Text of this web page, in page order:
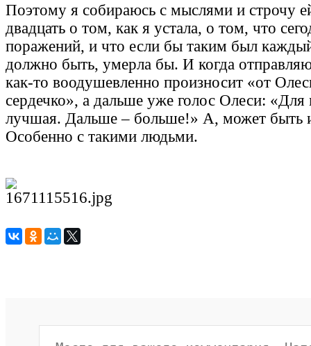
Поэтому я собираюсь с мыслями и строчу
двадцать о том, как я устала, о том, что
поражений, и что если бы таким был
должно быть, умерла бы. И когда
как-то воодушевленно произносит «от
сердечко», а дальше уже голос Олеси: «Для
лучшая. Дальше – больше!» А, может быть
Особенно с такими людьми.